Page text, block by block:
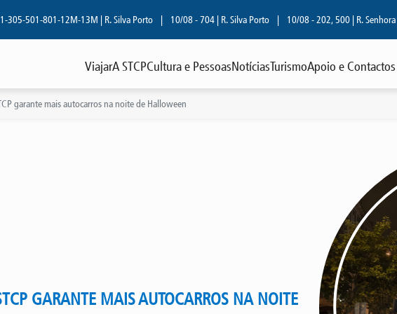
501-801-12M-13M | R. Silva Porto | 10/08 - 704 | R. Silva Porto | 10/08 - 202, 500 | R. Senhora da
ViajarA STCPCultura e PessoasNotíciasTurismoApoio e Contactos
garante mais autocarros na noite de Halloween
GARANTE MAIS AUTOCARROS NA NOITE